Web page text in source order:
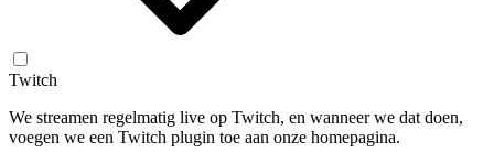
Twitch
We streamen regelmatig live op Twitch, en wanneer we dat doen,
voegen we een Twitch plugin toe aan onze homepagina.